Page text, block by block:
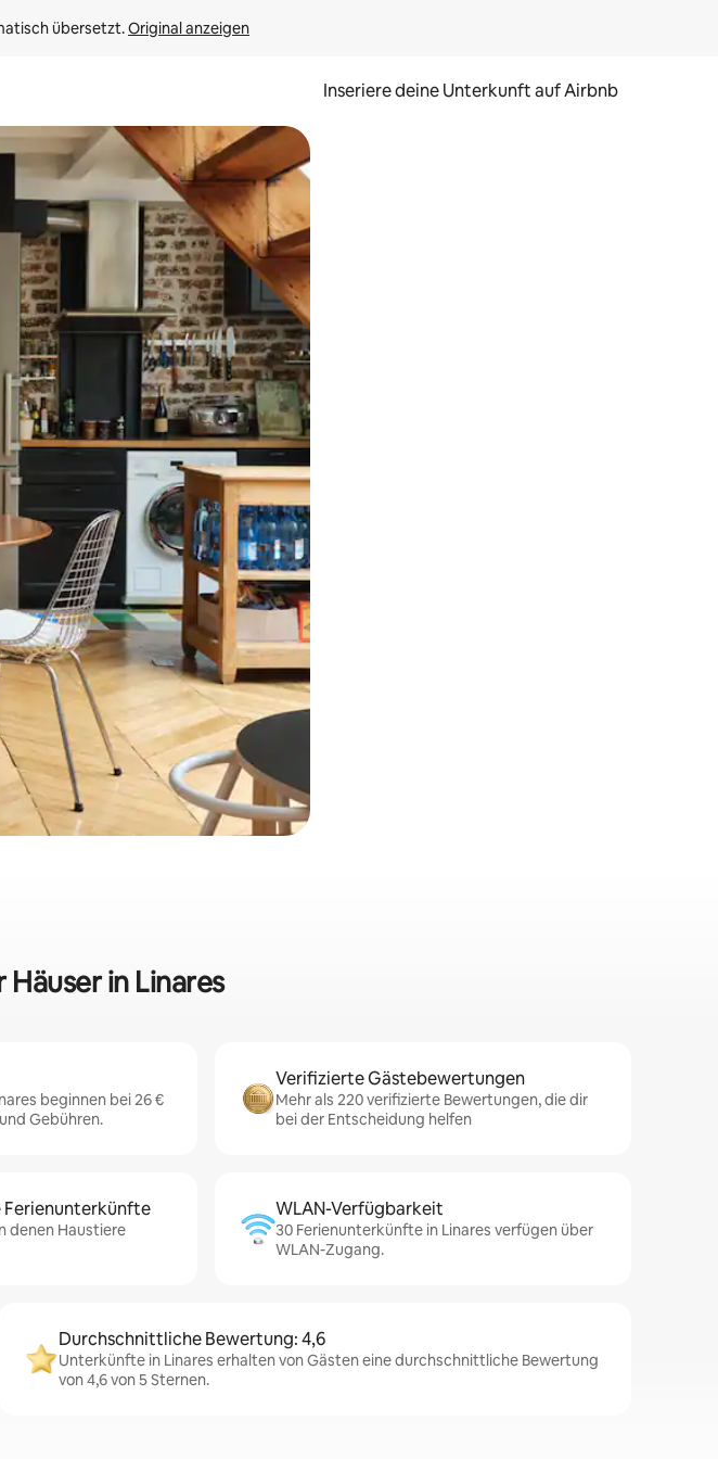
übersetzt. Original anzeigen
Inseriere deine Unterkunft auf Airbnb
erkunde die Ergebnisse durch Berühren oder Wischgesten.
in Linares
beginnen bei 26 €
Gebühren.
Verifizierte Gästebewertungen
Mehr als 220 verifizierte Bewertungen, die dir
bei der Entscheidung helfen
denen Haustiere
WLAN-Verfügbarkeit
30 Ferienunterkünfte in Linares verfügen über
WLAN-Zugang.
Durchschnittliche Bewertung: 4,6
Unterkünfte in Linares erhalten von Gästen eine durchschnittliche Bewertung
von 4,6 von 5 Sternen.